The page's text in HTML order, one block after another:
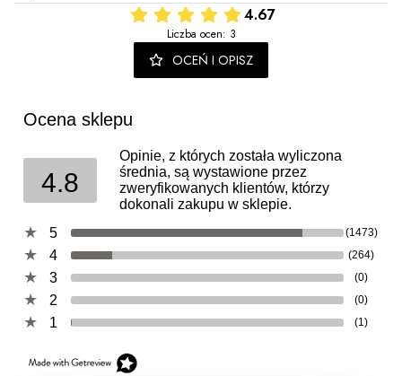
4.67
Liczba ocen: 3
OCEŃ I OPISZ
Ocena sklepu
4.8
Opinie, z których została wyliczona
średnia, są wystawione przez
zweryfikowanych klientów, którzy
dokonali zakupu w sklepie.
5
(1473)
4 (264)
3 (0)
2 (0)
1 (1)